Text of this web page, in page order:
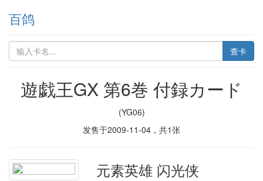
百鸽
查卡
遊戯王GX 第6巻 付録カード
(YG06)
发售于2009-11-04 ，共1张
元素英雄 闪光侠